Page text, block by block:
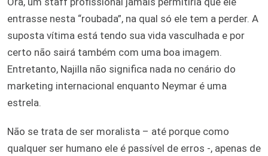
entrasse nesta “roubada”, na qual só ele tem a perder. A
suposta vítima está tendo sua vida vasculhada e por
certo não sairá também com uma boa imagem.
Entretanto, Najilla não significa nada no cenário do
marketing internacional enquanto Neymar é uma
estrela.
Não se trata de ser moralista – até porque como
qualquer ser humano ele é passível de erros -, apenas de